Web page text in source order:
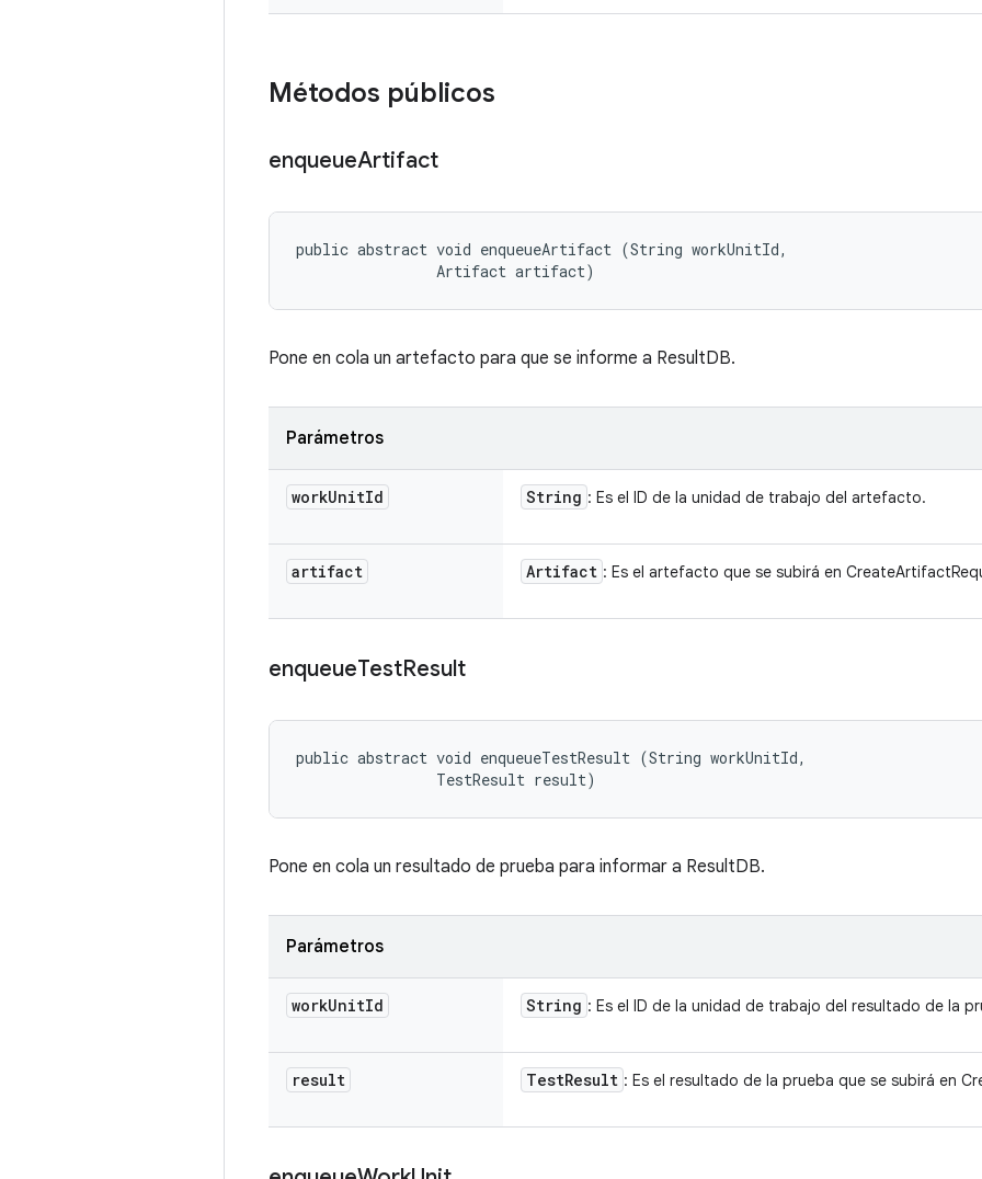
Métodos públicos
enqueueArtifact
public abstract void enqueueArtifact (String workUnitId,
                Artifact artifact)
Pone en cola un artefacto para que se informe a ResultDB.
Parámetros
workUnitId String : Es el ID de la unidad de trabajo del artefacto.
artifact Artifact : Es el artefacto que se subirá en
enqueueTestResult
public abstract void enqueueTestResult (String workUnitId,
                TestResult result)
Pone en cola un resultado de prueba para informar a ResultDB.
Parámetros
workUnitId String : Es el ID de la unidad de trabajo del resultado de la
result TestResult : Es el resultado de la prueba que se subirá en